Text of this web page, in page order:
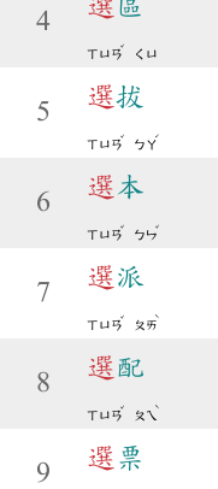
4
選 區
ㄒㄩㄢ
ˇ
ㄑㄩ
5
選拔
ㄒㄩㄢ
ˇ
ㄅㄚ
ˊ
6
選本
ㄒㄩㄢ
ˇ
ㄅㄣ
ˇ
7
選派
ㄒㄩㄢ
ˇ
ㄆㄞ
ˋ
8
選配
ㄒㄩㄢ
ˇ
ㄆㄟ
ˋ
9
選 票